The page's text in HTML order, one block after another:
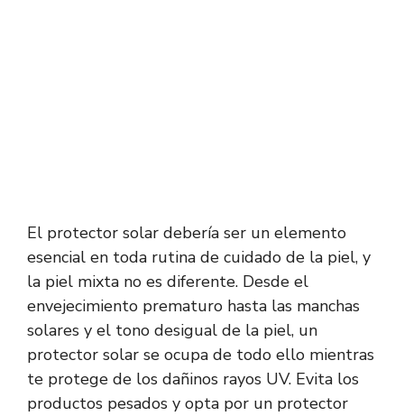
El protector solar debería ser un elemento
esencial en toda rutina de cuidado de la piel, y
la piel mixta no es diferente. Desde el
envejecimiento prematuro hasta las manchas
solares y el tono desigual de la piel, un
protector solar se ocupa de todo ello mientras
te protege de los dañinos rayos UV. Evita los
productos pesados y opta por un protector